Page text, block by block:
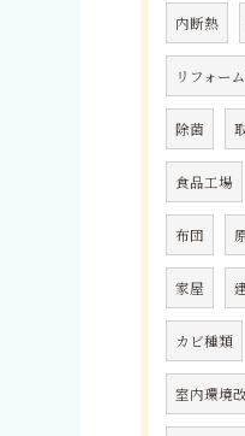
内断熱
リフォー
除菌
食品工場
布団
家屋
カビ種類
室内環境